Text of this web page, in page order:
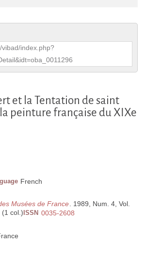
index.php?
et la Tentation de saint
peinture française du XIXe
French
Musées de France. 1989, Num. 4, Vol.
(1 col.) ISSN 0035-2608